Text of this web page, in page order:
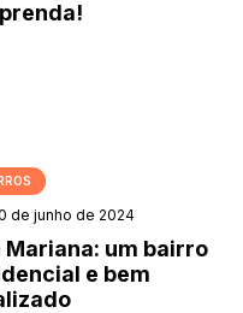
de junho de 2024
Mariana: um bairro
e bem